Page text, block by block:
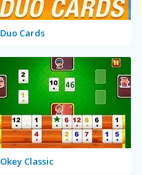
Duo Cards
Okey Classic